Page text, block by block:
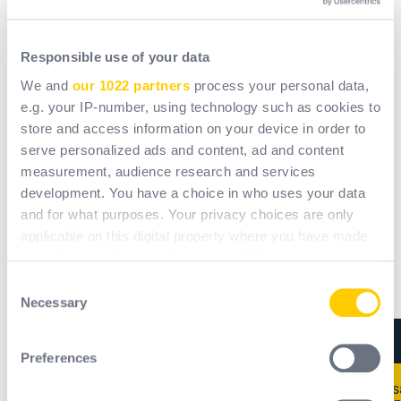
Responsible use of your data
We and our 1022 partners process your personal data,
e.g. your IP-number, using technology such as cookies to
store and access information on your device in order to
serve personalized ads and content, ad and content
measurement, audience research and services
development. You have a choice in who uses your data
and for what purposes. Your privacy choices are only
applicable on this digital property where you have made
the Privacy trigger icon.
Selection
Necessary
Preferences
Morsko okruženje koje zahtijeva površinsku obradu na
Za više informacija o ovom projektu, posjetite web
stranicuChantiers de l’Atlantique.
News